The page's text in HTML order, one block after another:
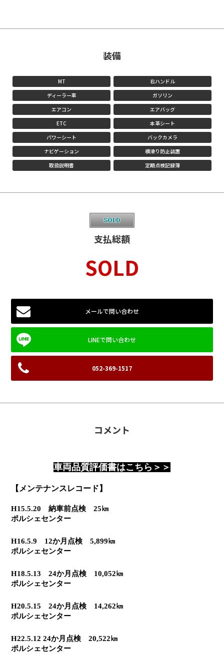
装備
MT
右ハンドル
ディーラー車
ガソリン
エアコン
エアバッグ
ETC
本革シート
パワーシート
バックカメラ
ナビゲーション
横滑り防止装置
取扱説明書
定期点検記録簿
支払総額
SOLD
メールで問い合わせ
052-369-1517
コメント
車両品質評価書はこちら＞＞
【メンテナンスレコード】
H15.5.20　納車前点検　25㎞
ポルシェセンター
H16.5.9　12か月点検　5,899㎞
ポルシェセンター
H18.5.13　24か月点検　10,052㎞
ポルシェセンター
H20.5.15　24か月点検　14,262㎞
ポルシェセンター
H22.5.12 24か月点検　20,522㎞
ポルシェセンター